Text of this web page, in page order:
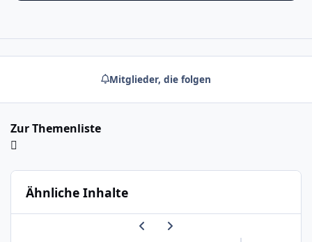
Mitglieder, die folgen
Zur Themenliste
Ähnliche Inhalte
Vorherige Karussell-Folie
Nächste Karussell-Folie